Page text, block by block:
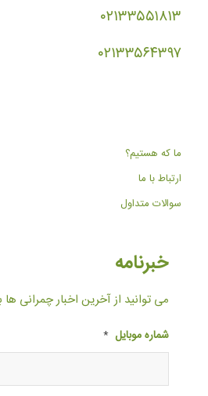
۰۲۱۳۳۵۵۱۸۱۳
۰۲۱۳۳۵۶۴۳۹۷
ما که هستیم؟
ارتباط با ما
سوالات متداول
خبرنامه
می توانید از آخرین اخبار چمرانی
شماره موبایل *